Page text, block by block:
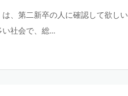
、第二新卒の人に確認して欲しい
社会で、総...